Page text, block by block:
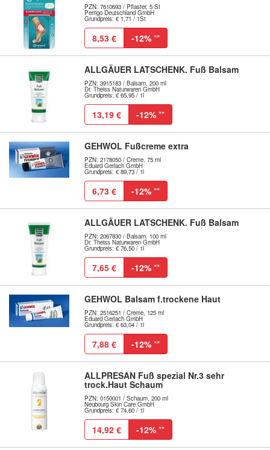
PZN: 7610693 / Pflaster, 5 St
Perrigo Deutschland GmbH
Grundpreis: € 1,71 / 1St
8,53 € -12% **
ALLGÄUER LATSCHENK. Fuß Balsam
PZN: 3915183 / Balsam, 200 ml
Dr. Theiss Naturwaren GmbH
Grundpreis: € 65,95 / 1l
13,19 € -12% **
GEHWOL Fußcreme extra
PZN: 2178050 / Creme, 75 ml
Eduard Gerlach GmbH
Grundpreis: € 89,73 / 1l
6,73 € -12% **
ALLGÄUER LATSCHENK. Fuß Balsam
PZN: 2067830 / Balsam, 100 ml
Dr. Theiss Naturwaren GmbH
Grundpreis: € 76,50 / 1l
7,65 € -12% **
GEHWOL Balsam f.trockene Haut
PZN: 2516251 / Creme, 125 ml
Eduard Gerlach GmbH
Grundpreis: € 63,04 / 1l
7,88 € -12% **
ALLPRESAN Fuß spezial Nr.3 sehr
trock.Haut Schaum
PZN: 0150001 / Schaum, 200 ml
Neubourg Skin Care GmbH
Grundpreis: € 74,60 / 1l
14,92 € -12% **